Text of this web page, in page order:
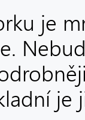
je
je